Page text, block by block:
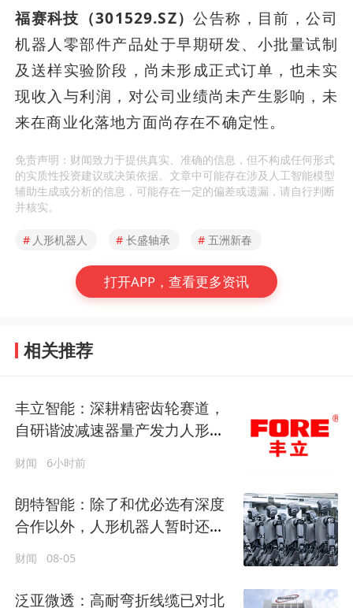
福赛科技（301529.SZ）公告称，目前，公司
机器人零部件产品处于早期研发、小批量试制
及送样实验阶段，尚未形成正式订单，也未实
现收入与利润，对公司业绩尚未产生影响，未
来在商业化落地方面尚存在不确定性。
免责声明：财闻致力于提供真实、准确的信息，但不构成任何形式
的实质性投资建议或决策依据。文章中可能存在涉及人工智能模型
辅助生成或分析的信息，可能存在一定的偏差或遗漏，请自行判断
并核实。
# 人形机器人 # 长盛轴承 # 五洲新春
打开APP，查看更多资讯
相关推荐
丰立智能：深耕精密齿轮赛道，
自研谐波减速器量产发力人形机
器人市场
财闻 6小时前
朗特智能：除了和优必选有深度
合作以外，人形机器人暂时还未
有正式订单落地
财闻 08-05
泛亚微透：高耐弯折线缆已对北